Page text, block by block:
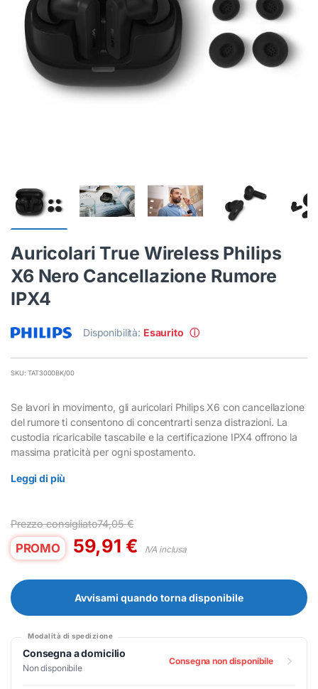
Auricolari True Wireless Philips
X6 Nero Cancellazione Rumore
IPX4
Disponibilità: Esaurito ⓘ
SKU: TAT3000BK/00
Se lavori in movimento, gli auricolari Philips X6 con cancellazione
del rumore ti consentono di concentrarti senza distrazioni. La
custodia ricaricabile tascabile e la certificazione IPX4 offrono la
massima praticità per ogni spostamento.
Leggi di più
Prezzo consigliato74,05€
PROMO 59,91 € IVA inclusa
Avvisami quando torna disponibile
Modalità di spedizione
Consegna a domicilio
Non disponibile
Consegna non disponibile